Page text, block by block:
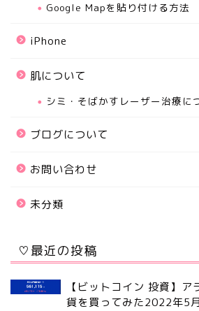
Google Mapを貼り付ける方法
iPhone
肌について
シミ・そばかすレーザー治療に
ブログについて
お問い合わせ
未分類
♡最近の投稿
【ビットコイン 投資】
貨を買ってみた2022年5